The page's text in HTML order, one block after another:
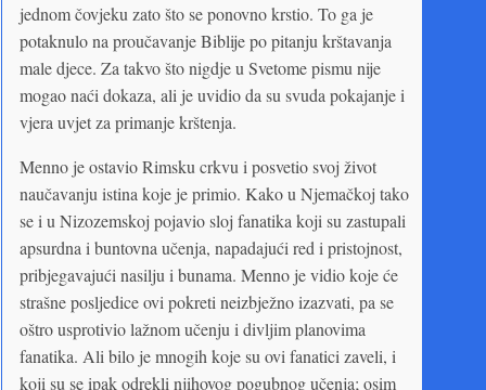
jednom čovjeku zato što se ponovno krstio. To ga je
potaknulo na proučavanje Biblije po pitanju krštavanja
male djece. Za takvo što nigdje u Svetome pismu nije
mogao naći dokaza, ali je uvidio da su svuda pokajanje i
vjera uvjet za primanje krštenja.
Menno je ostavio Rimsku crkvu i posvetio svoj život
naučavanju istina koje je primio. Kako u Njemačkoj tako
se i u Nizozemskoj pojavio sloj fanatika koji su zastupali
apsurdna i buntovna učenja, napadajući red i pristojnost,
pribjegavajući nasilju i bunama. Menno je vidio koje će
strašne posljedice ovi pokreti neizbježno izazvati, pa se
oštro usprotivio lažnom učenju i divljim planovima
fanatika. Ali bilo je mnogih koje su ovi fanatici zaveli, i
koji su se ipak odrekli njihovog pogubnog učenja; osim